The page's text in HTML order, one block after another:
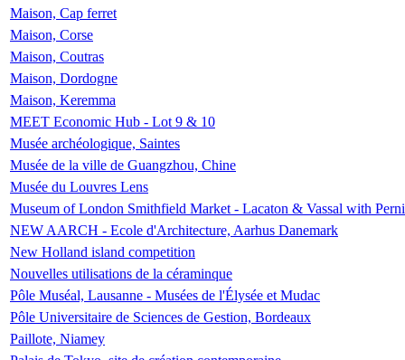
Maison, Cap ferret
Maison, Corse
Maison, Coutras
Maison, Dordogne
Maison, Keremma
MEET Economic Hub - Lot 9 & 10
Musée archéologique, Saintes
Musée de la ville de Guangzhou, Chine
Musée du Louvres Lens
Museum of London Smithfield Market - Lacaton & Vassal with
NEW AARCH - Ecole d'Architecture, Aarhus Danemark
New Holland island competition
Nouvelles utilisations de la céraminque
Pôle Muséal, Lausanne - Musées de l'Élysée et Mudac
Pôle Universitaire de Sciences de Gestion, Bordeaux
Paillote, Niamey